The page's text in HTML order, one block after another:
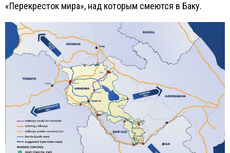
«Перекресток мира», над которым смеются в Баку.